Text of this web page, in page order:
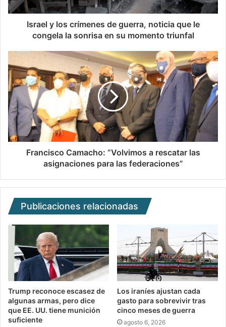
Israel y los crímenes de guerra, noticia que le
congela la sonrisa en su momento triunfal
Francisco Camacho: “Volvimos a rescatar las
asignaciones para las federaciones”
Publicaciones relacionadas
Trump reconoce escasez de
algunas armas, pero dice
que EE. UU. tiene munición
suficiente
Los iraníes ajustan cada
gasto para sobrevivir tras
cinco meses de guerra
agosto 6, 2026